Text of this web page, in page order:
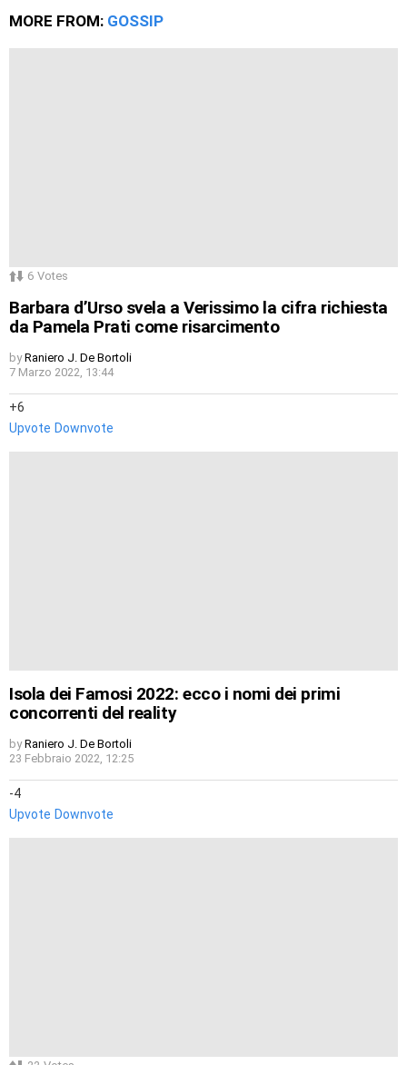
MORE FROM: GOSSIP
6 Votes
Barbara d’Urso svela a Verissimo la cifra richiesta
da Pamela Prati come risarcimento
by Raniero J. De Bortoli
7 Marzo 2022, 13:44
6
Upvote Downvote
Isola dei Famosi 2022: ecco i nomi dei primi
concorrenti del reality
by Raniero J. De Bortoli
23 Febbraio 2022, 12:25
-4
Upvote Downvote